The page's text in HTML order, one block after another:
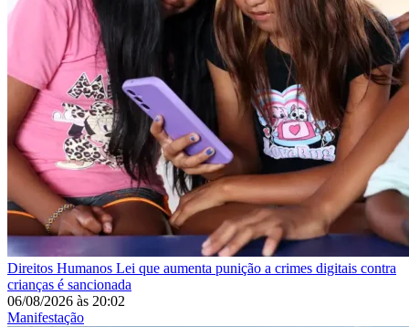
Direitos Humanos Lei que aumenta punição a crimes digitais contra
crianças é sancionada
06/08/2026 às 20:02
Manifestação